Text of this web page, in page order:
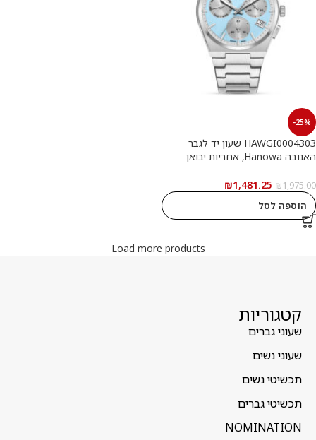
-25%
HAWGI0004303 שעון יד לגבר
האנובה Hanowa, אחריות יבואן
₪1,975.00
₪1,481.25
הוספה לסל
Load more products
קטגוריות
שעוני גברים
שעוני נשים
תכשיטי נשים
תכשיטי גברים
NOMINATION